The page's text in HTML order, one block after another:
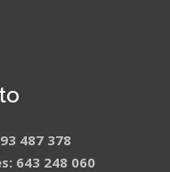
487 378
643 248 060